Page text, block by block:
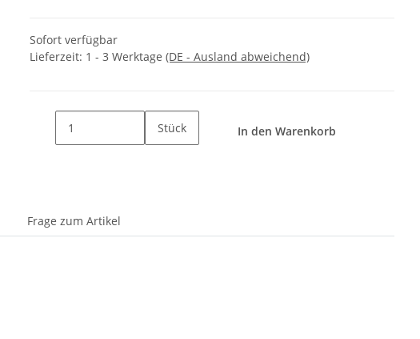
Sofort verfügbar
Lieferzeit: 1 - 3 Werktage (DE - Ausland abweichend)
Stück In den Warenkorb
Frage zum Artikel